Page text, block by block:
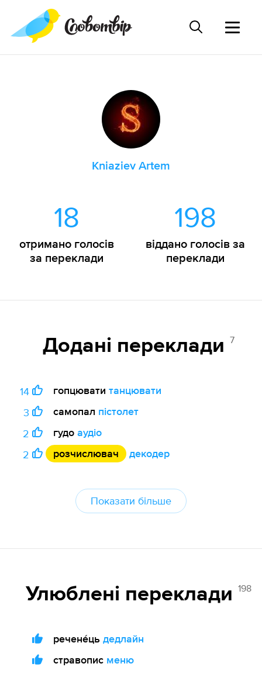
Kniaziev Artem
18
отримано голосів
за переклади
198
віддано голосів за
переклади
Додані переклади 7
14 гопцювати танцювати
3
самопал пістолет
2
гудо аудіо
2
розчислювач декодер
Показати більше
Улюблені переклади 198
речене́ць дедлайн
стравопис меню